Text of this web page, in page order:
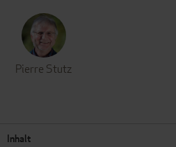
Pierre Stutz
Inhalt